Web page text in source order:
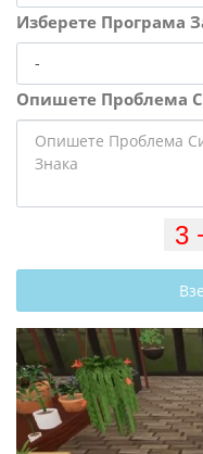
Изберете Програма
Опишете Проблема